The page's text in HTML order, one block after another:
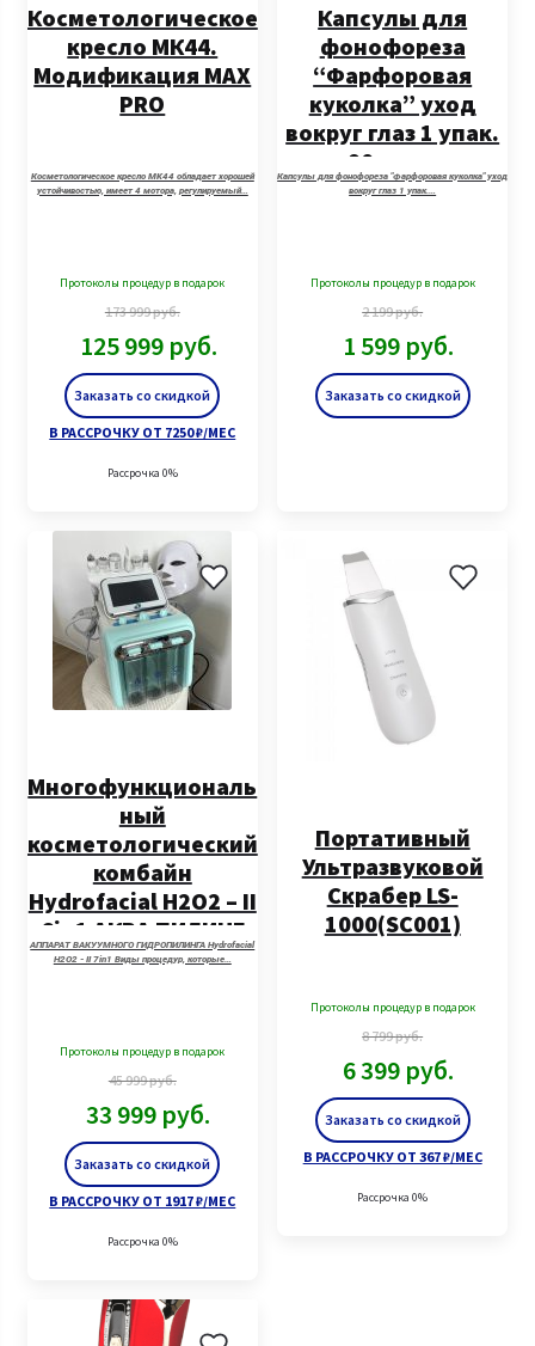
Заказать со скидкой
Косметологическое
кресло МК44.
Модификация MAX
PRO
Косметологическое кресло MK44 обладает хорошей
устойчивостью, имеет 4 мотора, регулируемый…
Протоколы процедур в подарок
173 999руб.
125 999 руб.
В РАССРОЧКУ ОТ 7250 ₽/МЕС
Рассрочка 0%
Заказать со скидкой
Капсулы для
фонофореза
“Фарфоровая
куколка” уход
вокруг глаз 1 упак.
90 штук
Капсулы для фонофореза "Фарфоровая куколка" уход
вокруг глаз 1 упак.…
Протоколы процедур в подарок
2 199руб.
1 599 руб.
Заказать со скидкой
Многофункциональ
ный
косметологический
комбайн
Hydrofacial H2O2 – II
6in1 АКВА ПИЛИНГ
АППАРАТ ВАКУУМНОГО ГИДРОПИЛИНГА Hydrofacial
H2O2 - II 7in1 Виды процедур, которые…
Протоколы процедур в подарок
45 999руб.
33 999 руб.
В РАССРОЧКУ ОТ 1917 ₽/МЕС
Рассрочка 0%
Заказать со скидкой
Портативный
Ультразвуковой
Скрабер LS-
1000(SC001)
Протоколы процедур в подарок
8 799руб.
6 399 руб.
В РАССРОЧКУ ОТ 367 ₽/МЕС
Рассрочка 0%